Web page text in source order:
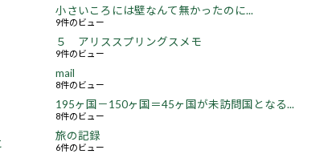
小さいころには壁なんて無かったのに...
9件のビュー
５ アリススプリングスメモ
9件のビュー
mail
8件のビュー
195ヶ国－150ヶ国＝45ヶ国が未訪問国となる...
8件のビュー
旅の記録
6件のビュー